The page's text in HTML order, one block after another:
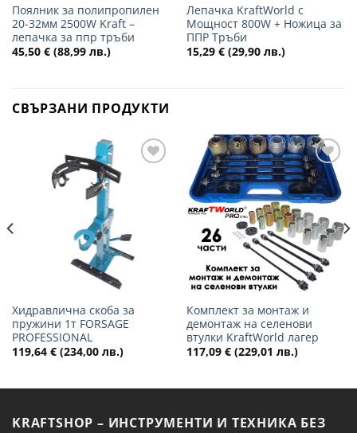
Поялник за полипропилен
20-32мм 2500W Kraft –
лепачка за ппр тръби
45,50 € (88,99 лв.)
Лепачка KraftWorld с
Мощност 800W + Ножица за
ППР Тръби
15,29 € (29,90 лв.)
СВЪРЗАНИ ПРОДУКТИ
Хидравлична скоба за
пружини 1т FORSAGE
PROFESSIONAL
119,64 € (234,00 лв.)
Добави
в
желани
Комплект за монтаж и
демонтаж на селенови
втулки KraftWorld лагер
117,09 € (229,01 лв.)
KRAFTSHOP – ИНСТРУМЕНТИ И ТЕХНИКА БЕЗ